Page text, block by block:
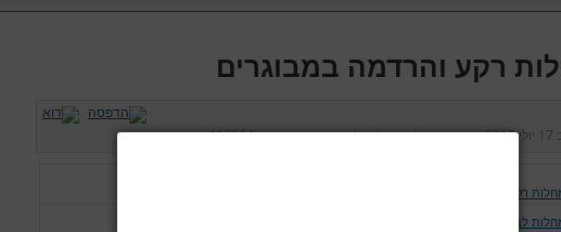
רקע והרדמה במבוגרים
17 יולי 2013 נכתב על ידידר' גרג'י יונתן כניסות:412864
רקע והרדמה במבוגרים
לב וכלי דם